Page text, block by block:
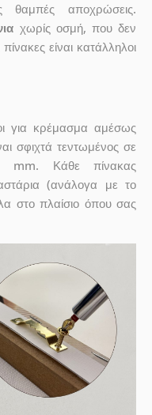
θαμπές αποχρώσεις.
χωρίς οσμή, που δεν
είναι κατάλληλοι
για κρέμασμα αμέσως
σφιχτά τεντωμένος σε
mm. Κάθε πίνακας
(ανάλογα με το
στο πλαίσιο όπου σας